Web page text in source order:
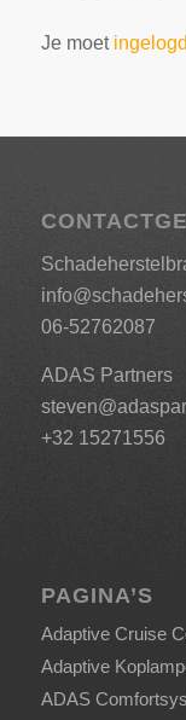
Je moet
06-52762087
ADAS Partners
+32 15271556
PAGINA’S
Adaptive Cruise
Adaptive
ADAS